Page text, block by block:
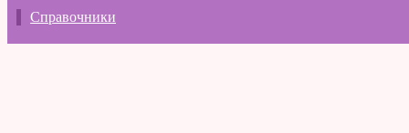
Справочники